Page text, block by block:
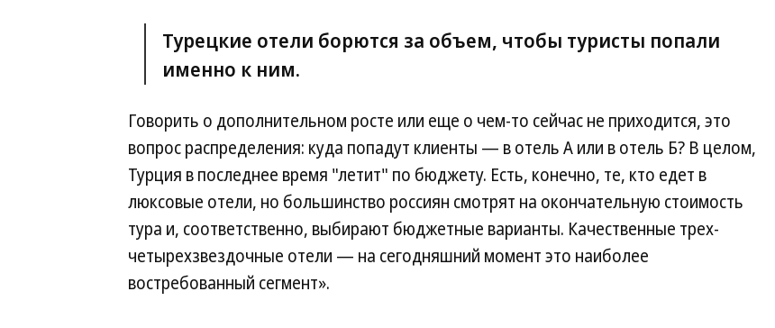
Турецкие отели борются за объем, чтобы туристы попали
именно к ним.
Говорить о дополнительном росте или еще о чем-то сейчас не приходится, это
вопрос распределения: куда попадут клиенты — в отель А или в отель Б? В целом,
Турция в последнее время "летит" по бюджету. Есть, конечно, те, кто едет в
люксовые отели, но большинство россиян смотрят на окончательную стоимость
тура и, соответственно, выбирают бюджетные варианты. Качественные трех-
четырехзвездочные отели — на сегодняшний момент это наиболее
востребованный сегмент».